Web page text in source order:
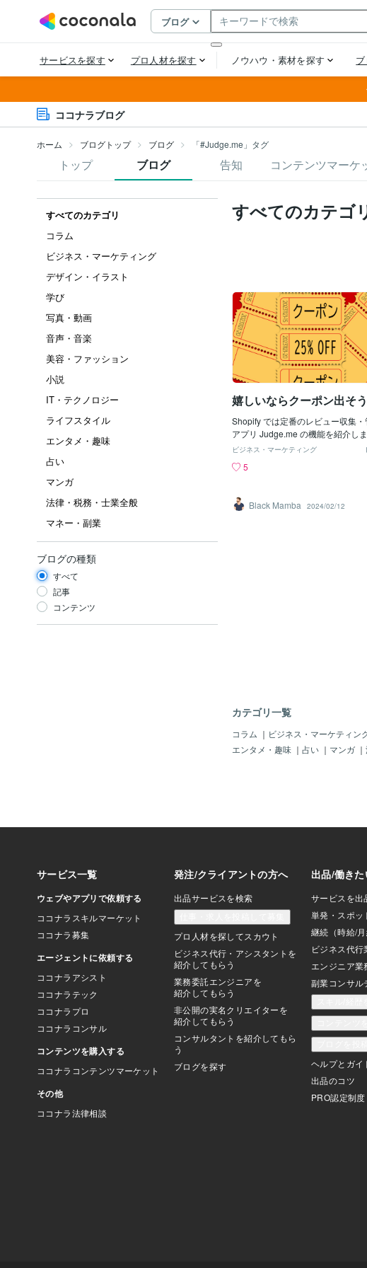
ココナラブログ
ホーム ブログトップ ブログ 「#Judge.me」タグ
トップ ブログ 告知 コンテンツマーケ
すべてのカテゴリ
コラム
ビジネス・マーケティング
デザイン・イラスト
学び
写真・動画
音声・音楽
美容・ファッション
小説
IT・テクノロジー
ライフスタイル
エンタメ・趣味
占い
マンガ
法律・税務・士業全般
マネー・副業
ブログの種類
すべて
記事
コンテンツ
すべてのカテゴ
嬉しいならクーポン出そう
Shopify では定番のレビュー収集・
アプリ Judge.me の機能を紹介し
自分のショップの商品を買ってく
ると嬉しいですね。その嬉しさをク
しかも、完全自動のメール送信で
ときに送られるのは有効期限つき
ビジネス・マーケティング
5
Black Mamba 2024/02/12
カテゴリ一覧
コラム ｜ ビジネス・マーケティン
エンタメ・趣味 ｜ 占い ｜ マンガ ｜